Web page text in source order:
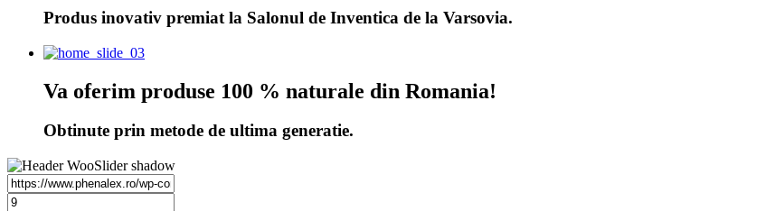
Produs inovativ premiat la Salonul de Inventica de la Varsovia.
Va oferim produse 100 % naturale din Romania!
Obtinute prin metode de ultima generatie.